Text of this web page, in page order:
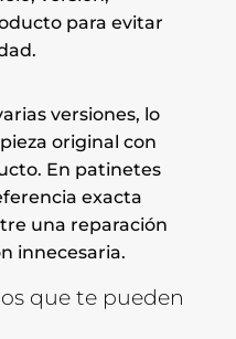
para evitar
versiones, lo
original con
En patinetes
exacta
una reparación
innecesaria.
que te pueden